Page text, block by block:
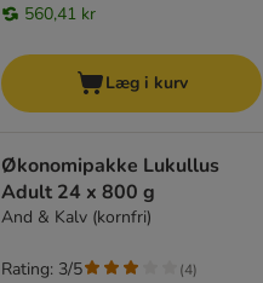
560,41 kr
Læg i kurv
Økonomipakke Lukullus
Adult 24 x 800 g
And & Kalv (kornfri)
Rating: 3/5 (4)